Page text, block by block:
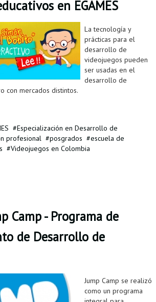
en EGAMES
La tecnología y
prácticas para el
desarrollo de
videojuegos pueden
ser usadas en el
desarrollo de
con mercados distintos.
Especialización en Desarrollo de
profesional posgrados
escuela de
Videojuegos en Colombia
Camp - Programa de
de Desarrollo de
Jump Camp se realizó
como un programa